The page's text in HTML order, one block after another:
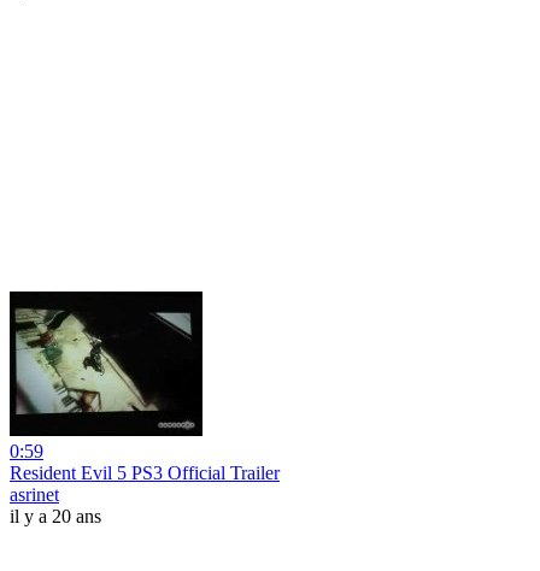
0:59
Resident Evil 5 PS3 Official Trailer
asrinet
il y a 20 ans